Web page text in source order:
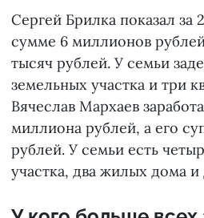
Сергей Брилка показал за
сумме 6 миллионов
тысяч рублей. У семьи
земельных участка и три
Вячеслав Мархаев
миллиона рублей, а его
рублей. У семьи есть
участка, два жилых дома и